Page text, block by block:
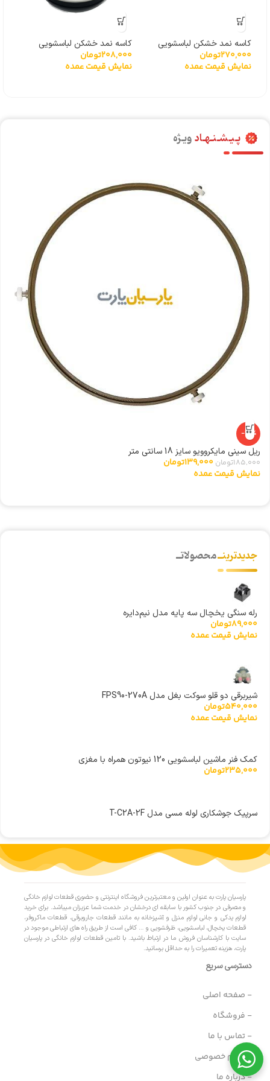
کاسه نمد خشکن لباسشویی
دوقلو توشیبا شفت 10
270,000تومان
نمایش قیمت عمده
کاسه نمد خشکن لباسشویی
دوقلو توشیبا شفت 14
208,000تومان
نمایش قیمت عمده
پـیـشـنـهـادویـژه
-25%
ریل سینی مایکروویو سایز 18 سانتی متر
185,000تومان 139,000تومان
نمایش قیمت عمده
جدیدترینــمحصولاتــ
رله سنگی یخچال سه پایه مدل نیم‌دایره
89,000تومان
نمایش قیمت عمده
شیربرقی دو قلو سوکت بغل مدل FPS90-270A
540,000تومان
نمایش قیمت عمده
کمک فنر ماشین لباسشویی 120 نیوتون همراه با مغزی
235,000تومان
سرپیک جوشکاری لوله مسی مدل T-C2A-2F
پارسیان پارت به عنوان اولین و معتبرترین فروشگاه اینترنتی و حضوری قطعات لوازم خانگی
و مصرفی در جنوب کشور با سابقه ای درخشان در خدمت شما عزیزان میباشد. برای خرید
لوازم یدکی و جانی لوازم منزل و آشپزخانه به مانند قطعات جاروبرقی، قطعات ماکروفر،
قطعات یخچال، لباسشویی، ظرفشویی و … کافی است از طریق راه های ارتباطی موجود در
سایت با کارشناسان فروش ما در ارتباط باشید. با تامین قطعات لوازم خانگی در پارسیان
پارت، هزینه تعمیرات را به حداقل برسانید.
دسترسی سریع
- صفحه اصلی
- فروشگاه
- تماس با ما
- حریم خصوصی
- درباره ما